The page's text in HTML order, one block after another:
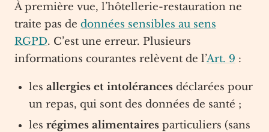
À première vue, l’hôtellerie-restauration ne
traite pas de données sensibles au sens
RGPD. C’est une erreur. Plusieurs
informations courantes relèvent de l’Art. 9 :
les allergies et intolérances déclarées pour
un repas, qui sont des données de santé ;
les régimes alimentaires particuliers (sans